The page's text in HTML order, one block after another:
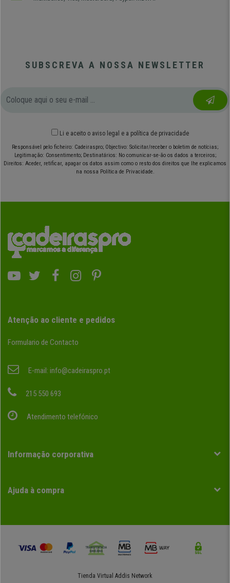
SUBSCREVA A NOSSA NEWSLETTER
Li e aceito o aviso legal e a política de privacidade
Responsável pelo ficheiro: Cadeiraspro; Objectivo: Solicitar/receber o boletim de notícias;
Legitimação: Consentimento; Destinatários: No comunicar-se-ão os dados a terceiros;
Direitos: Aceder, retificar, apagar os datos assim como o resto dos direitos que lhe explicamos
na nossa Política de Privacidade.
Atenção ao cliente e pedidos
Formulario de Contacto
E-mail: info@cadeiraspro.pt
215 550 693
Atendimento telefónico
Informação corporativa
Ajuda à compra
Tienda Virtual Addis Network